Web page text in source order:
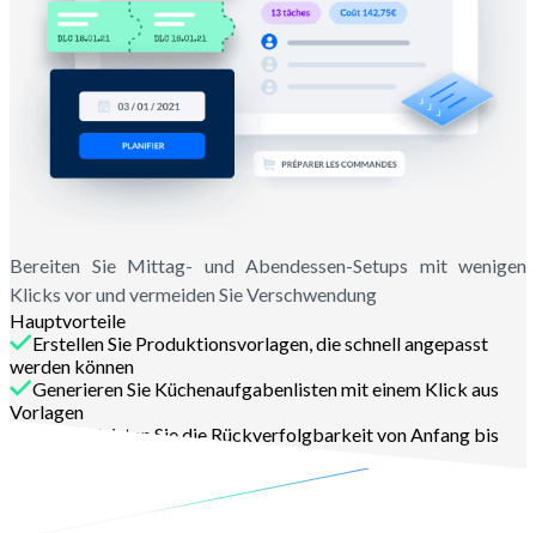
Bereiten Sie Mittag- und Abendessen-Setups mit wenigen
Klicks vor und vermeiden Sie Verschwendung
Hauptvorteile
Erstellen Sie Produktionsvorlagen, die schnell angepasst
werden können
Generieren Sie Küchenaufgabenlisten mit einem Klick aus
Vorlagen
Gewährleisten Sie die Rückverfolgbarkeit von Anfang bis